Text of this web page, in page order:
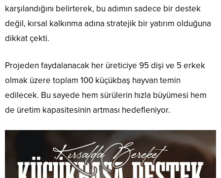
karşılandığını belirterek, bu adımın sadece bir destek
değil, kırsal kalkınma adına stratejik bir yatırım olduğuna
dikkat çekti.
Projeden faydalanacak her üreticiye 95 dişi ve 5 erkek
olmak üzere toplam 100 küçükbaş hayvan temin
edilecek. Bu sayede hem sürülerin hızla büyümesi hem
de üretim kapasitesinin artması hedefleniyor.